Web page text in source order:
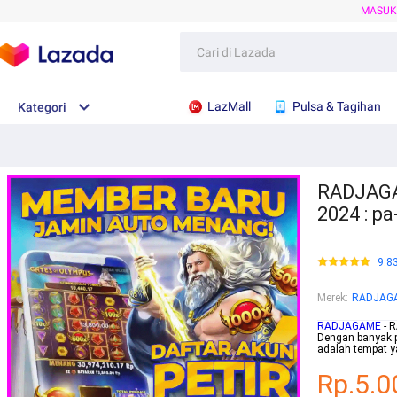
Kategori LazMall Pulsa & Tagihan
2024 :
Merek:
RADJAGAME -
Dengan banyak
adalah tempat